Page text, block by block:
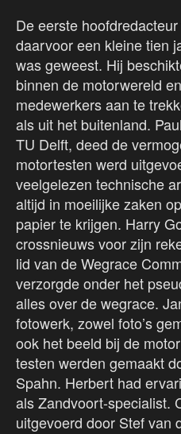
De eerste
daarvoor een kleine tien
was geweest. Hij
binnen de motorwereld
medewerkers aan te
als uit het buitenland.
TU Delft, deed de
motortesten werd
veelgelezen technische
altijd in moeilijke zaken
papier te krijgen. Harry
crossnieuws voor zijn
lid van de Wegrace
verzorgde onder het
alles over de wegrace.
fotowerk, zowel foto’s
ook het beeld bij de
testen werden gemaakt
Spahn. Herbert had
als Zandvoort-specialist.
uitgevoerd door Stef van